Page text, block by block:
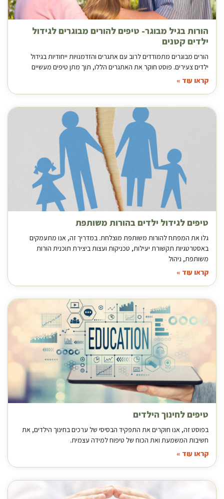
הורות בגיל מבוגר- טיפים להורים מבוגרים לגידול
ילדים קטנים
הורים מבוגרים מתמודדים לרוב עם אתגרים והזדמנויות ייחודיות בגידול
ילדים צעירים. פוסט חוקר את האתגרים הללו, תוך מתן טיפים מעשיים
קראו עוד »
טיפים לגידול ילדים בהורות משותפת
גלו את המפתח להורות משותפת מוצלחת. במדריך זה, אנו מתעמקים
באסטרטגיות תקשורת יעילות, טכניקות ועצות ביצירת תוכנית הורות
משותפת, ניהול
קראו עוד »
טיפים לחינוך הילדים
בפוסט זה, אנו חוקרים את התפקיד הבסיסי של ערכים בחינוך הילדים, את
חשיבות המשמעת ואת הכוח של טיפוח למידה עצמית.
קראו עוד »